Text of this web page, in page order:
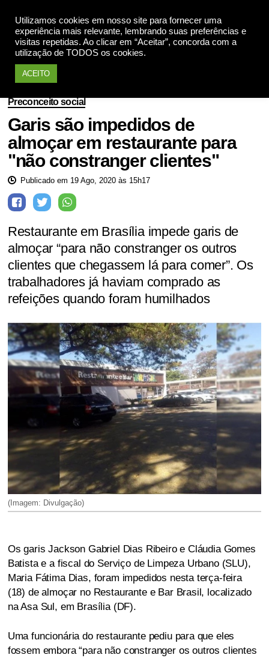
Utilizamos cookies em nosso site para fornecer uma
experiência mais relevante, lembrando suas preferências e
visitas repetidas. Ao clicar em “Aceitar”, concorda com a
utilização de TODOS os cookies.
ACEITO
Preconceito social
Garis são impedidos de
almoçar em restaurante para
"não constranger clientes"
Publicado em 19 Ago, 2020 às 15h17
Restaurante em Brasília impede garis de
almoçar “para não constranger os outros
clientes que chegassem lá para comer”. Os
trabalhadores já haviam comprado as
refeições quando foram humilhados
(Imagem: Divulgação)
Os garis Jackson Gabriel Dias Ribeiro e Cláudia Gomes
Batista e a fiscal do Serviço de Limpeza Urbano (SLU),
Maria Fátima Dias, foram impedidos nesta terça-feira
(18) de almoçar no Restaurante e Bar Brasil, localizado
na Asa Sul, em Brasília (DF).
Uma funcionária do restaurante pediu para que eles
fossem embora “para não constranger os outros clientes